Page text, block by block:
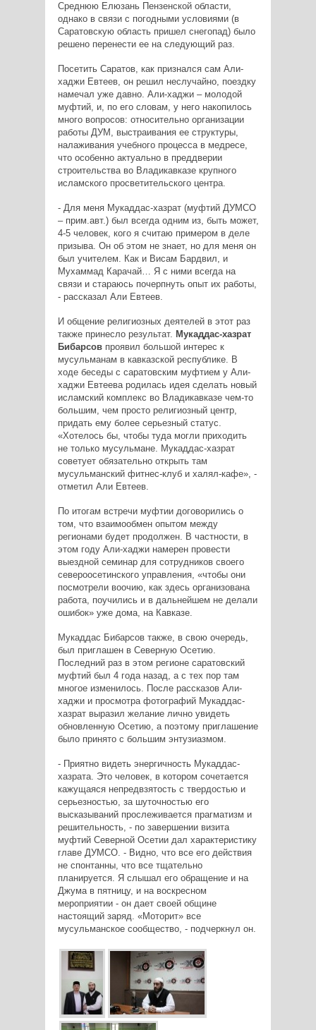
Среднюю Елюзань Пензенской области,
однако в связи с погодными условиями (в
Саратовскую область пришел снегопад) было
решено перенести ее на следующий раз.
Посетить Саратов, как признался сам Али-
хаджи Евтеев, он решил неслучайно, поездку
намечал уже давно. Али-хаджи – молодой
муфтий, и, по его словам, у него накопилось
много вопросов: относительно организации
работы ДУМ, выстраивания ее структуры,
налаживания учебного процесса в медресе,
что особенно актуально в преддверии
строительства во Владикавказе крупного
исламского просветительского центра.
- Для меня Мукаддас-хазрат (муфтий ДУМСО
– прим.авт.) был всегда одним из, быть может,
4-5 человек, кого я считаю примером в деле
призыва. Он об этом не знает, но для меня он
был учителем. Как и Висам Бардвил, и
Мухаммад Карачай… Я с ними всегда на
связи и стараюсь почерпнуть опыт их работы,
- рассказал Али Евтеев.
И общение религиозных деятелей в этот раз
также принесло результат. Мукаддас-хазрат
Бибарсов проявил большой интерес к
мусульманам в кавказской республике. В
ходе беседы с саратовским муфтием у Али-
хаджи Евтеева родилась идея сделать новый
исламский комплекс во Владикавказе чем-то
большим, чем просто религиозный центр,
придать ему более серьезный статус.
«Хотелось бы, чтобы туда могли приходить
не только мусульмане. Мукаддас-хазрат
советует обязательно открыть там
мусульманский фитнес-клуб и халял-кафе», -
отметил Али Евтеев.
По итогам встречи муфтии договорились о
том, что взаимообмен опытом между
регионами будет продолжен. В частности, в
этом году Али-хаджи намерен провести
выездной семинар для сотрудников своего
североосетинского управления, «чтобы они
посмотрели воочию, как здесь организована
работа, поучились и в дальнейшем не делали
ошибок» уже дома, на Кавказе.
Мукаддас Бибарсов также, в свою очередь,
был приглашен в Северную Осетию.
Последний раз в этом регионе саратовский
муфтий был 4 года назад, а с тех пор там
многое изменилось. После рассказов Али-
хаджи и просмотра фотографий Мукаддас-
хазрат выразил желание лично увидеть
обновленную Осетию, а поэтому приглашение
было принято с большим энтузиазмом.
- Приятно видеть энергичность Мукаддас-
хазрата. Это человек, в котором сочетается
кажущаяся непредвзятость с твердостью и
серьезностью, за шуточностью его
высказываний прослеживается прагматизм и
решительность, - по завершении визита
муфтий Северной Осетии дал характеристику
главе ДУМСО. - Видно, что все его действия
не спонтанны, что все тщательно
планируется. Я слышал его обращение и на
Джума в пятницу, и на воскресном
мероприятии - он дает своей общине
настоящий заряд. «Моторит» все
мусульманское сообщество, - подчеркнул он.